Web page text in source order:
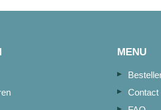
1kg
MENU
Contact